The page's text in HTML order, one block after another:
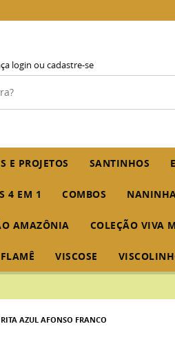
login ou cadastre-se
E PROJETOS SANTINHOS
4 EM 1 COMBOS
AMAZÔNIA COLEÇÃO VIVA
VISCOSE
AZUL AFONSO FRANCO